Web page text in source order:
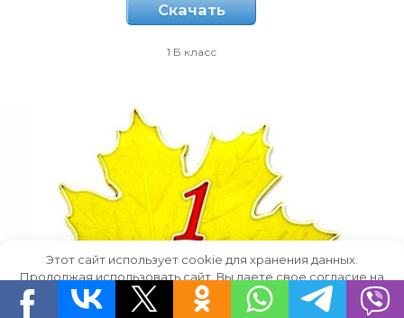
Скачать
1 Б класс
Этот сайт использует cookie для хранения данных.
Продолжая использовать сайт, Вы даете свое согласие на
работу с этими файлами.